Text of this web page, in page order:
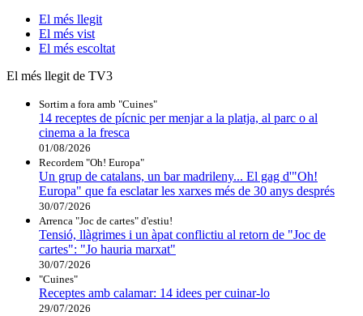
El més llegit
El més vist
El més escoltat
El més llegit de TV3
Sortim a fora amb "Cuines"
14 receptes de pícnic per menjar a la platja, al parc o al
cinema a la fresca
01/08/2026
Recordem "Oh! Europa"
Un grup de catalans, un bar madrileny... El gag d'"Oh!
Europa" que fa esclatar les xarxes més de 30 anys després
30/07/2026
Arrenca "Joc de cartes" d'estiu!
Tensió, llàgrimes i un àpat conflictiu al retorn de "Joc de
cartes": "Jo hauria marxat"
30/07/2026
"Cuines"
Receptes amb calamar: 14 idees per cuinar-lo
29/07/2026